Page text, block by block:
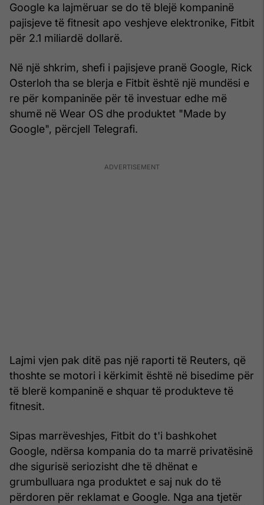
Google ka lajmëruar se do të blejë kompaninë
pajisjeve të fitnesit apo veshjeve elektronike, Fitbit
për 2.1 miliardë dollarë.
Në një shkrim, shefi i pajisjeve pranë Google, Rick
Osterloh tha se blerja e Fitbit është një mundësi e
re për kompaninëe për të investuar edhe më
shumë në Wear OS dhe produktet "Made by
Google", përcjell Telegrafi.
Lajmi vjen pak ditë pas një raporti të Reuters, që
thoshte se motori i kërkimit është në bisedime për
të blerë kompaninë e shquar të produkteve të
fitnesit.
Sipas marrëveshjes, Fitbit do t'i bashkohet
Google, ndërsa kompania do ta marrë privatësinë
dhe sigurisë seriozisht dhe të dhënat e
grumbulluara nga produktet e saj nuk do të
përdoren për reklamat e Google. Nga ana tjetër